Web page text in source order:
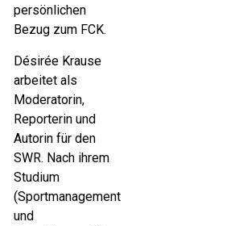
persönlichen
Bezug zum FCK.
Désirée Krause
arbeitet als
Moderatorin,
Reporterin und
Autorin für den
SWR. Nach ihrem
Studium
(Sportmanagement
und